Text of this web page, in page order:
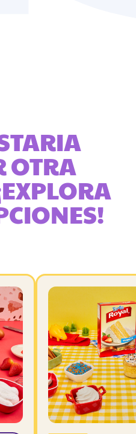
OTRA